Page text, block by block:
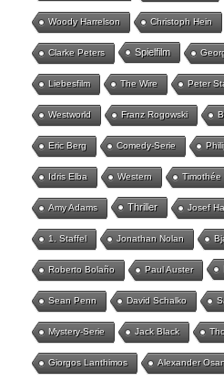
Woody Harrelson Christoph Hein
Clarke Peters Spielfilm
Liebesfilm The Wire Peter
Westworld Franz Rogowski
Eric Berg Comedy-Serie
Idris Elba Western Timothée
Amy Adams Thriller Josef
1. Staffel Jonathan Nolan
Roberto Bolaño Paul Auster
Sean Penn David Schalko
Mystery-Serie Jack Black
Giorgos Lanthimos Alexander